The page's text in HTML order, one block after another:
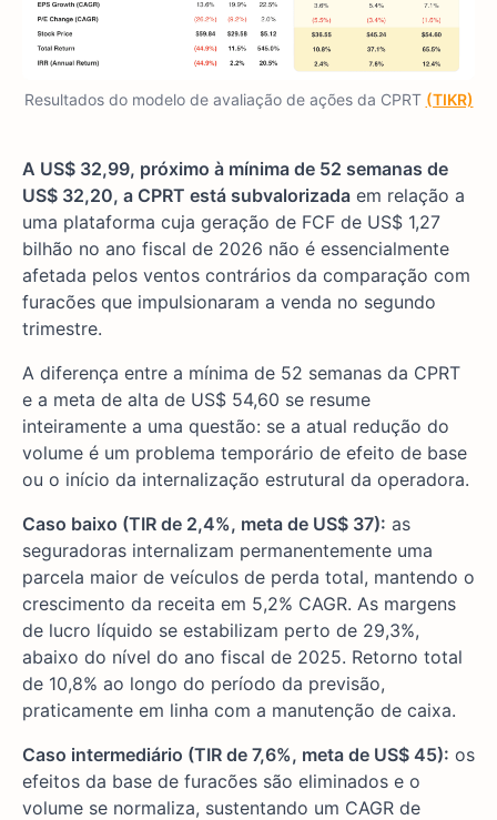
Resultados do modelo de avaliação de ações da CPRT (TIKR)
A US$ 32,99, próximo à mínima de 52 semanas de
US$ 32,20, a CPRT está subvalorizada em relação a
uma plataforma cuja geração de FCF de US$ 1,27
bilhão no ano fiscal de 2026 não é essencialmente
afetada pelos ventos contrários da comparação com
furacões que impulsionaram a venda no segundo
trimestre.
A diferença entre a mínima de 52 semanas da CPRT
e a meta de alta de US$ 54,60 se resume
inteiramente a uma questão: se a atual redução do
volume é um problema temporário de efeito de base
ou o início da internalização estrutural da operadora.
Caso baixo (TIR de 2,4%, meta de US$ 37): as
seguradoras internalizam permanentemente uma
parcela maior de veículos de perda total, mantendo o
crescimento da receita em 5,2% CAGR. As margens
de lucro líquido se estabilizam perto de 29,3%,
abaixo do nível do ano fiscal de 2025. Retorno total
de 10,8% ao longo do período da previsão,
praticamente em linha com a manutenção de caixa.
Caso intermediário (TIR de 7,6%, meta de US$ 45): os
efeitos da base de furacões são eliminados e o
volume se normaliza, sustentando um CAGR de